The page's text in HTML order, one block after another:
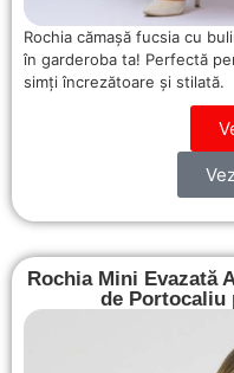
Rochia cămașă fucsia cu
în garderoba ta! Perfectă
simți încrezătoare și stilată.
Rochia Mini Evazată
de Portocaliu